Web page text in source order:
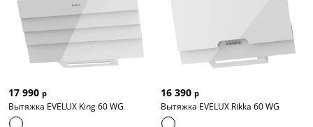
17 990 р
Вытяжка EVELUX King 60 WG
16 390 р
Вытяжка EVELUX Rikka 60 WG